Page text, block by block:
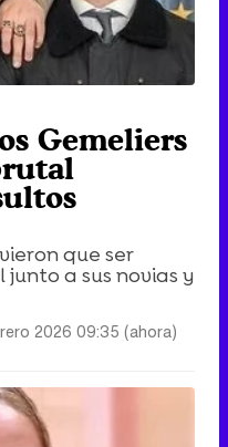
Gemeliers
que ser
a sus novias y
2026 09:35 (ahora)